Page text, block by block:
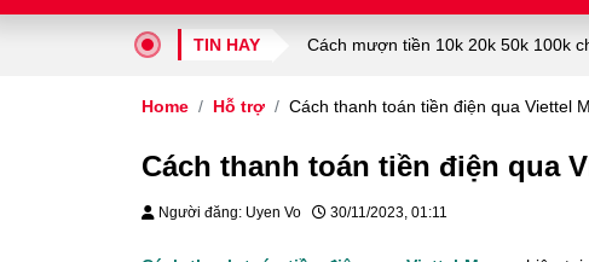
TIN HAY Cách mượn tiền 10k 20k 50k 100k
Home Hỗ trợ Cách thanh toán tiền điện qua Viettel
Cách thanh toán tiền điện qua
Người đăng: Uyen Vo 30/11/2023, 01:11